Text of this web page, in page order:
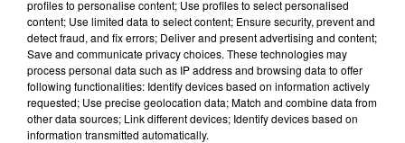
profiles to personalise content; Use profiles to select personalised
content; Use limited data to select content; Ensure security, prevent and
detect fraud, and fix errors; Deliver and present advertising and content;
Save and communicate privacy choices. These technologies may
process personal data such as IP address and browsing data to offer
following functionalities: Identify devices based on information actively
requested; Use precise geolocation data; Match and combine data from
other data sources; Link different devices; Identify devices based on
information transmitted automatically.